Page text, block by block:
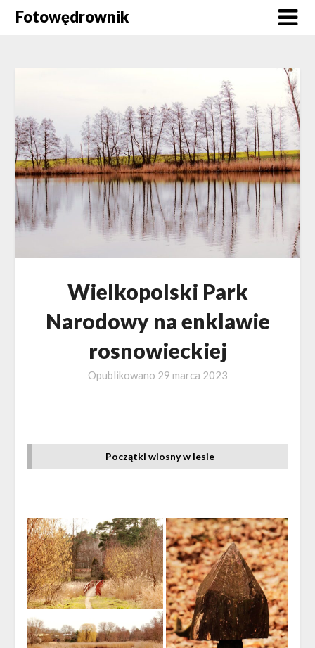
SkipFotowędrownik
Wielkopolski Park
Narodowy na enklawie
rosnowieckiej
Opublikowano 29 marca 2023
Początki wiosny w lesie